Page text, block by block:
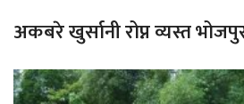
अकबरे खुर्सानी रोप्न व्यस्त